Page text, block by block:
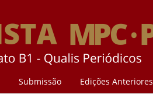
Submissão Edições Anteriores